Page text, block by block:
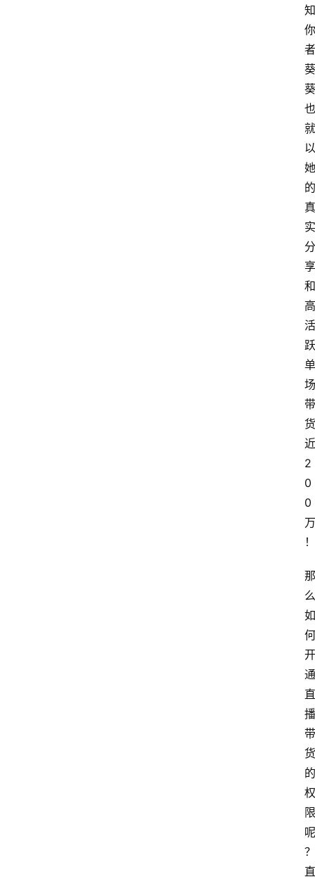
知
你
者
葵
葵
也
就
以
她
的
真
实
分
享
和
高
活
跃
单
场
带
货
近
2
0
0
万
！
那
么
如
何
开
通
直
播
带
货
的
权
限
呢
？
直